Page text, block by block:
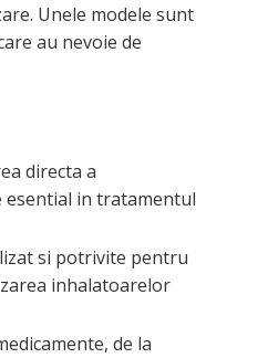
Unele modele sunt
au nevoie de
directa a
esential in tratamentul
si potrivite pentru
inhalatoarelor
de la